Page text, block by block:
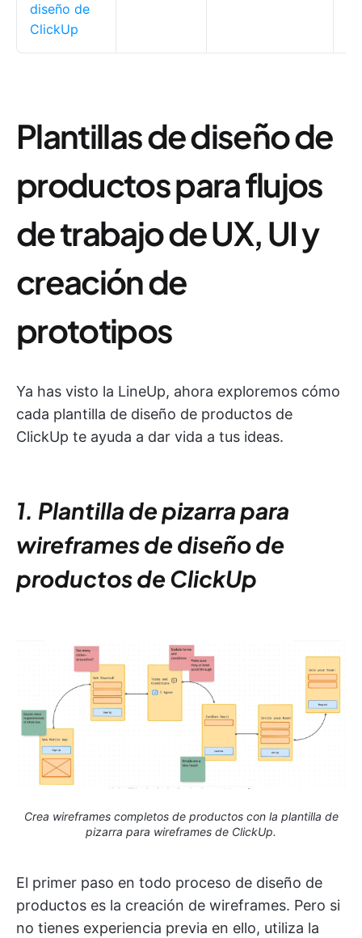
diseño de
ClickUp
Plantillas de diseño de
productos para flujos
de trabajo de UX, UI y
creación de
prototipos
Ya has visto la LineUp, ahora exploremos cómo
cada plantilla de diseño de productos de
ClickUp te ayuda a dar vida a tus ideas.
1. Plantilla de pizarra para
wireframes de diseño de
productos de ClickUp
Crea wireframes completos de productos con la plantilla de
pizarra para wireframes de ClickUp.
El primer paso en todo proceso de diseño de
productos es la creación de wireframes. Pero si
no tienes experiencia previa en ello, utiliza la